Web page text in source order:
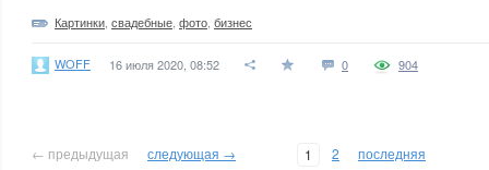
Картинки свадебные фото бизнес
WOFF 16 июля 2020, 08:52 0 904
← предыдущая следующая → 1 2 последняя